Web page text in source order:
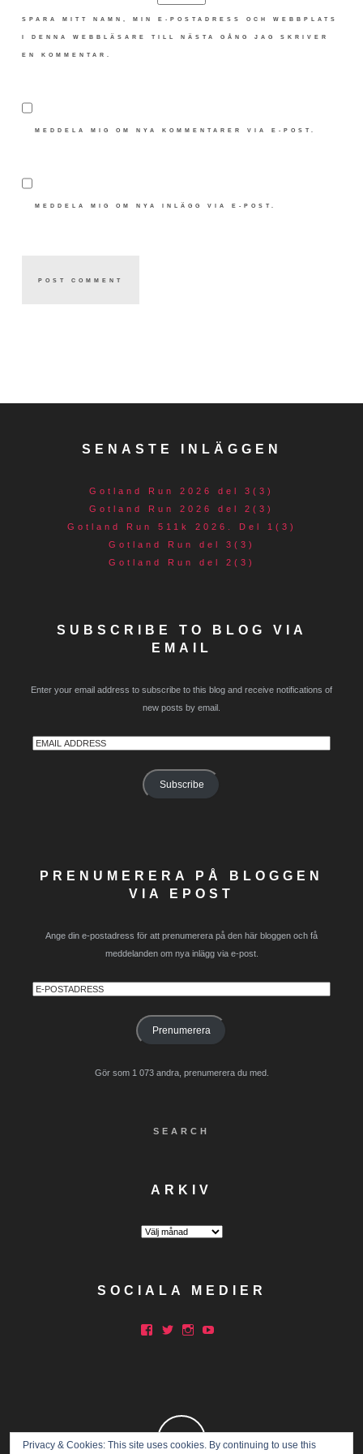
SPARA MITT NAMN, MIN E-POSTADRESS OCH WEBBPLATS
I DENNA WEBBLÄSARE TILL NÄSTA GÅNG JAG SKRIVER
EN KOMMENTAR.
MEDDELA MIG OM NYA KOMMENTARER VIA E-POST.
MEDDELA MIG OM NYA INLÄGG VIA E-POST.
SENASTE INLÄGGEN
Gotland Run 2026 del 3(3)
Gotland Run 2026 del 2(3)
Gotland Run 511k 2026. Del 1(3)
Gotland Run del 3(3)
Gotland Run del 2(3)
SUBSCRIBE TO BLOG VIA
EMAIL
Enter your email address to subscribe to this blog and receive notifications of
new posts by email.
Email
Subscribe
PRENUMERERA PÅ BLOGGEN
VIA EPOST
Ange din e-postadress för att prenumerera på den här bloggen och få
meddelanden om nya inlägg via e-post.
E-
Prenumerera
Gör som 1 073 andra, prenumerera du med.
SEARCH
ARKIV
Arkiv
SOCIALA MEDIER
Facebook
Twitter
Instagram
Privacy & Cookies: This site uses cookies. By continuing to use this